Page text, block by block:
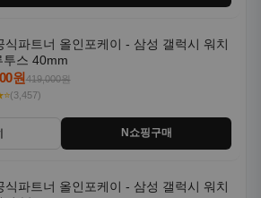
식파트너 올인포케이 - 삼성 갤럭시 워치
투스 40mm
원419,000원
(3,457)
N쇼핑구매
식파트너 올인포케이 - 삼성 갤럭시 워치